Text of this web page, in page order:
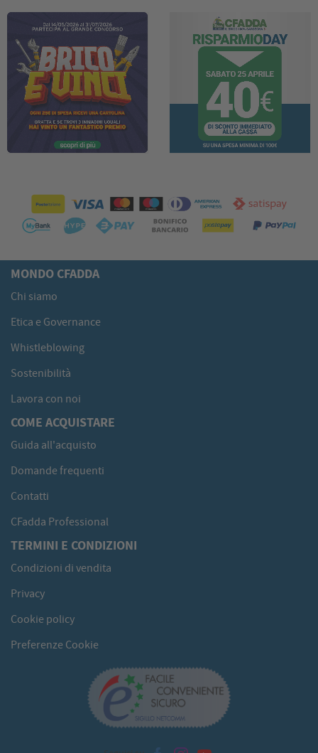
MONDO CFADDA
Chi siamo
Etica e Governance
Whistleblowing
Sostenibilità
Lavora con noi
COME ACQUISTARE
Guida all'acquisto
Domande frequenti
Contatti
CFadda Professional
TERMINI E CONDIZIONI
Condizioni di vendita
Privacy
Cookie policy
Preferenze Cookie